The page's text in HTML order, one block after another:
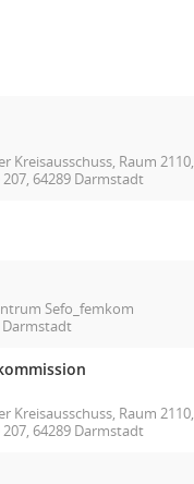
Kreisausschuss, Raum 2110,
64289 Darmstadt
Sefo_femkom
Darmstadt
Kreisausschuss, Raum 2110,
64289 Darmstadt